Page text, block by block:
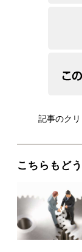
記事のク
こちらもど